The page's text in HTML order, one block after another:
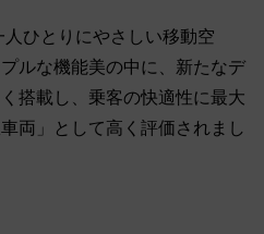
ひとりにやさしい移動空
ルな機能美の中に、新たなデ
搭載し、乗客の快適性に最大
両」として高く評価されまし